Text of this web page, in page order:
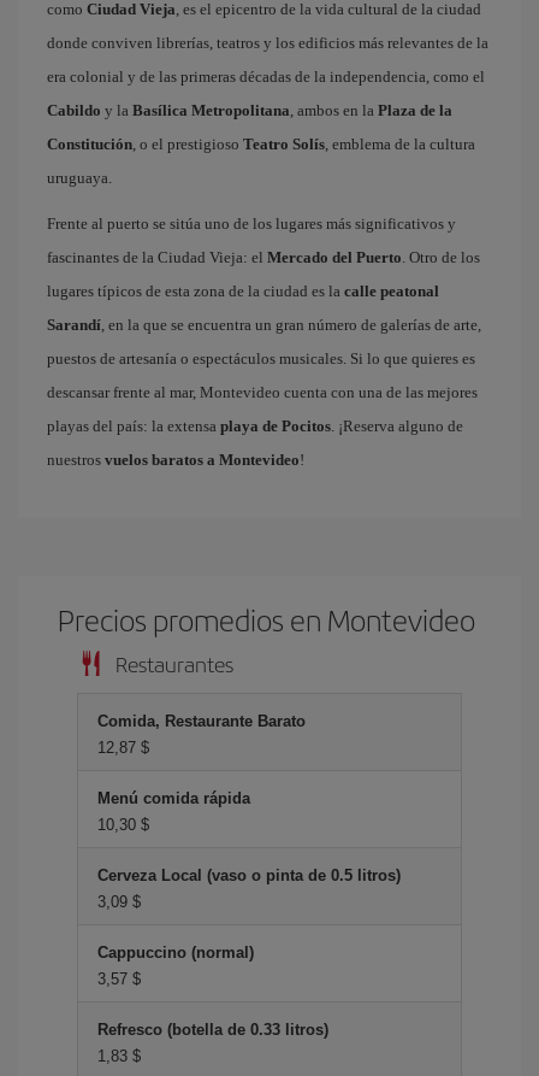
como Ciudad Vieja, es el epicentro de la vida cultural de la ciudad
donde conviven librerías, teatros y los edificios más relevantes de la
era colonial y de las primeras décadas de la independencia, como el
Cabildo y la Basílica Metropolitana, ambos en la Plaza de la
Constitución, o el prestigioso Teatro Solís, emblema de la cultura
uruguaya.
Frente al puerto se sitúa uno de los lugares más significativos y
fascinantes de la Ciudad Vieja: el Mercado del Puerto. Otro de los
lugares típicos de esta zona de la ciudad es la calle peatonal
Sarandí, en la que se encuentra un gran número de galerías de arte,
puestos de artesanía o espectáculos musicales. Si lo que quieres es
descansar frente al mar, Montevideo cuenta con una de las mejores
playas del país: la extensa playa de Pocitos. ¡Reserva alguno de
nuestros vuelos baratos a Montevideo!
Precios promedios en Montevideo
Restaurantes
Comida, Restaurante Barato
12,87 $
Menú comida rápida
10,30 $
Cerveza Local (vaso o pinta de 0.5 litros)
3,09 $
Cappuccino (normal)
3,57 $
Refresco (botella de 0.33 litros)
1,83 $